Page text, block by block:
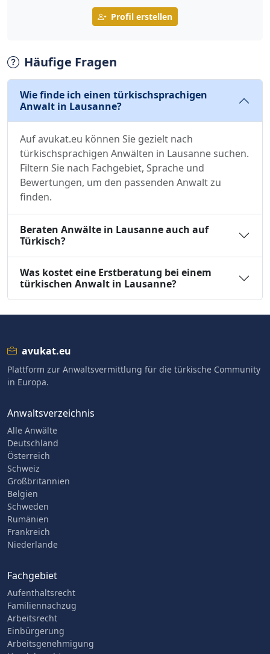
Profil erstellen
Häufige Fragen
Wie finde ich einen türkischsprachigen
Anwalt in Lausanne?
Auf avukat.eu können Sie gezielt nach
türkischsprachigen Anwälten in Lausanne suchen.
Filtern Sie nach Fachgebiet, Sprache und
Bewertungen, um den passenden Anwalt zu
finden.
Beraten Anwälte in Lausanne auch auf
Türkisch?
Was kostet eine Erstberatung bei einem
türkischen Anwalt in Lausanne?
avukat.eu
Plattform zur Anwaltsvermittlung für die türkische Community
in Europa.
Anwaltsverzeichnis
Alle Anwälte
Deutschland
Österreich
Schweiz
Großbritannien
Belgien
Schweden
Rumänien
Frankreich
Niederlande
Fachgebiet
Aufenthaltsrecht
Familiennachzug
Arbeitsrecht
Einbürgerung
Arbeitsgenehmigung